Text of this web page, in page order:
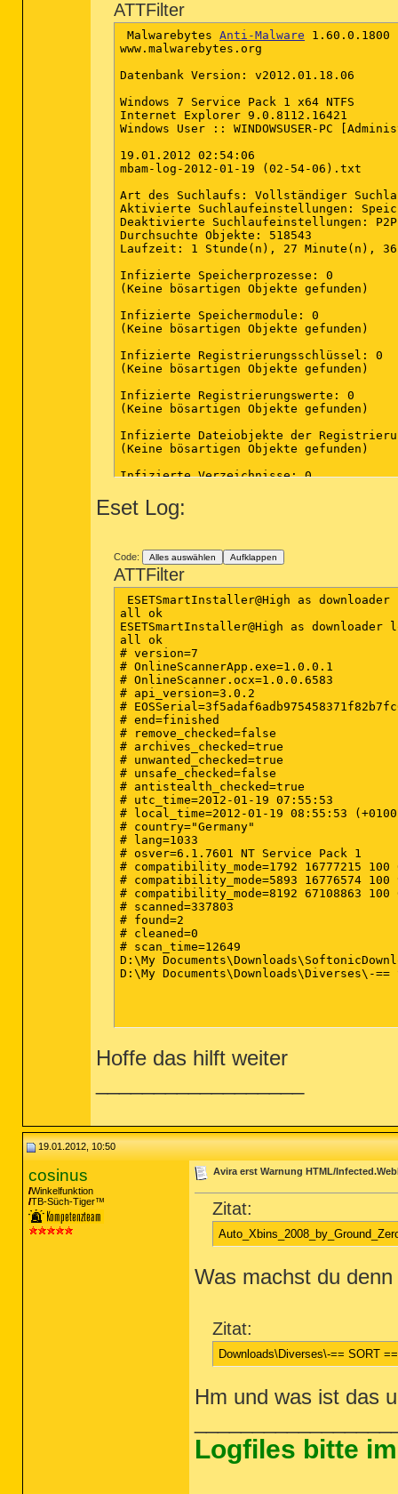
ATTFilter
Malwarebytes Anti-Malware 1.60.0.1800
www.malwarebytes.org
Datenbank Version: v2012.01.18.06
Windows 7 Service Pack 1 x64 NTFS
Internet Explorer 9.0.8112.16421
Windows User :: WINDOWSUSER-PC
19.01.2012 02:54:06
mbam-log-2012-01-19 (02-54-06).txt
Art des Suchlaufs: Vollständiger
Aktivierte Suchlaufeinstellungen:
Deaktivierte Suchlaufeinstellungen: P2P
Durchsuchte Objekte: 518543
Laufzeit: 1 Stunde(n), 27 Minute(n), 36
Infizierte Speicherprozesse: 0
(Keine bösartigen Objekte gefunden)
Infizierte Speichermodule: 0
(Keine bösartigen Objekte gefunden)
Infizierte Registrierungsschlüssel: 0
(Keine bösartigen Objekte gefunden)
Infizierte Registrierungswerte: 0
(Keine bösartigen Objekte gefunden)
Infizierte Dateiobjekte der
(Keine bösartigen Objekte gefunden)
Infizierte Verzeichnisse: 0
Infizierte Dateien: 2
(Ende)
Eset Log:
Code: Alles auswählen Aufklappen
ATTFilter
ESETSmartInstaller@High as
all ok
ESETSmartInstaller@High as downloader
all ok
# version=7
# OnlineScannerApp.exe=1.0.0.1
# OnlineScanner.ocx=1.0.0.6583
# api_version=3.0.2
#
# end=finished
# remove_checked=false
# archives_checked=true
# unwanted_checked=true
# unsafe_checked=false
# antistealth_checked=true
# utc_time=2012-01-19 07:55:53
# local_time=2012-01-19 08:55:53
# country="Germany"
# lang=1033
# osver=6.1.7601 NT Service Pack 1
# compatibility_mode=1792 16777215 100
# compatibility_mode=5893 16776574 100
# compatibility_mode=8192 67108863
# scanned=337803
# found=2
# cleaned=0
# scan_time=12649
D:\My Documents\Downloads\SoftonicDownloader60361.exe	a variant of Win32/SoftonicDownloader.A application (unable to
D:\My Documents\Downloads\Diverses\-== SORT ==-\Performance\Tweak-
Hoffe das hilft weiter
19.01.2012, 10:50
cosinus
Winkelfunktion
TB-Süch-Tiger™
Avira erst Warnung HTML/
Zitat:
Was machst du
Zitat:
Downloads\Diverses\-== SORT
Hm und was ist das
Logfiles bitte